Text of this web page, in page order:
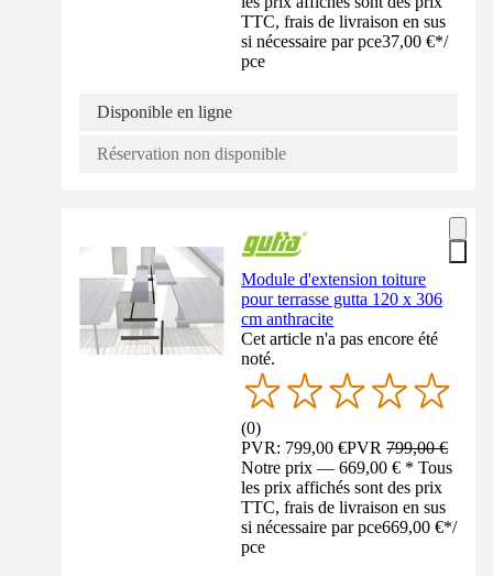
TTC, frais de livraison en sus
si nécessaire par pce37,00 €*/
pce
Disponible en ligne
Réservation non disponible
Module d'extension toiture
pour terrasse gutta 120 x 306
cm anthracite
Cet article n'a pas encore été
noté.
(0)
PVR: 799,00 €PVR799,00 €
Notre prix — 669,00 € * Tous
les prix affichés sont des prix
TTC, frais de livraison en sus
si nécessaire par pce669,00 €*/
pce